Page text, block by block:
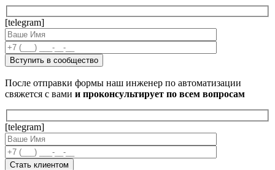
[telegram]
После отправки формы наш инженер по автоматизации
свяжется с вами и проконсультирует по всем вопросам
[telegram]